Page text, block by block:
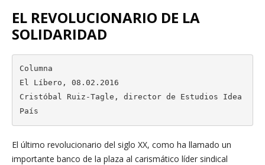
EL REVOLUCIONARIO DE LA
SOLIDARIDAD
Columna
El Líbero, 08.02.2016
Cristóbal Ruiz-Tagle, director de Estudios Idea
País
El último revolucionario del siglo XX, como ha llamado un
importante banco de la plaza al carismático líder sindical